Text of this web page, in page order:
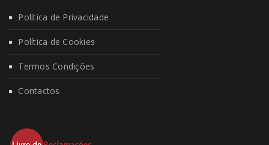
Política de Privacidade
Política de Cookies
Termos Condições
Contactos